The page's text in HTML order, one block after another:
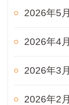
2026年5月
2026年4月
2026年3月
2026年2月